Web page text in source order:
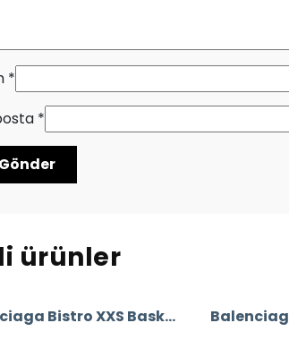
*
*
ürünler
Balenciaga Bistro XXS Basket Bag